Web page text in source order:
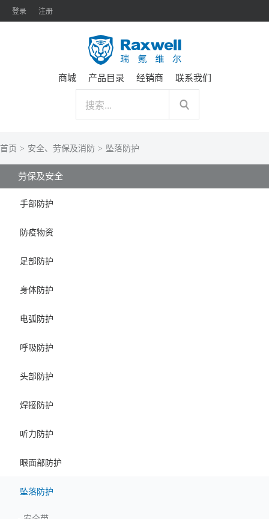
登录 注册
商城 产品目录 经销商 联系我们
首页 > 安全、劳保及消防 > 坠落防护
劳保及安全
手部防护
防疫物资
足部防护
身体防护
电弧防护
呼吸防护
头部防护
焊接防护
听力防护
眼面部防护
坠落防护